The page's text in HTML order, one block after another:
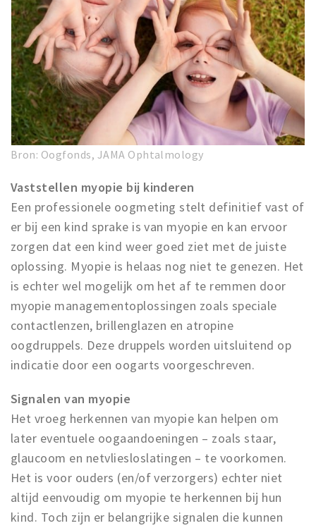
Natuurgebieden
Party pics
Eten
Drinken
Slapen
Recreatief
Winkels
Deals
Parkeren
Inloggen
Bron: Oogfonds, JAMA Ophtalmology
Vaststellen myopie bij kinderen
Een professionele oogmeting stelt definitief vast of
er bij een kind sprake is van myopie en kan ervoor
zorgen dat een kind weer goed ziet met de juiste
oplossing. Myopie is helaas nog niet te genezen. Het
is echter wel mogelijk om het af te remmen door
myopie managementoplossingen zoals speciale
contactlenzen, brillenglazen en atropine
oogdruppels. Deze druppels worden uitsluitend op
indicatie door een oogarts voorgeschreven.
Signalen van myopie
Het vroeg herkennen van myopie kan helpen om
later eventuele oogaandoeningen – zoals staar,
glaucoom en netvliesloslatingen – te voorkomen.
Het is voor ouders (en/of verzorgers) echter niet
altijd eenvoudig om myopie te herkennen bij hun
kind. Toch zijn er belangrijke signalen die kunnen